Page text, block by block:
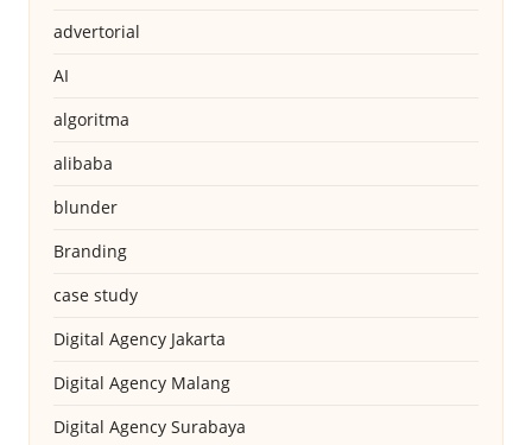
advertorial
AI
algoritma
alibaba
blunder
Branding
case study
Digital Agency Jakarta
Digital Agency Malang
Digital Agency Surabaya